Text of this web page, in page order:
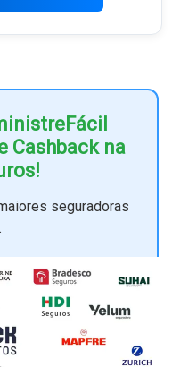
Cashback na
seguradoras